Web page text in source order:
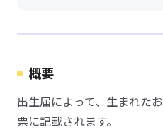
概要
出生届によって、生まれた
票に記載されます。